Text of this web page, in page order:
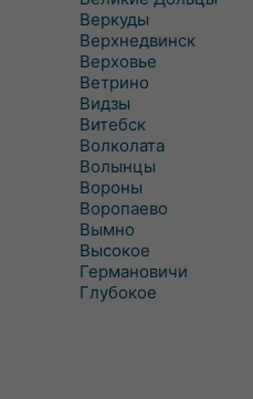
Веркуды
Верхнедвинск
Верховье
Ветрино
Видзы
Витебск
Волколата
Волынцы
Вороны
Воропаево
Вымно
Высокое
Германовичи
Глубокое